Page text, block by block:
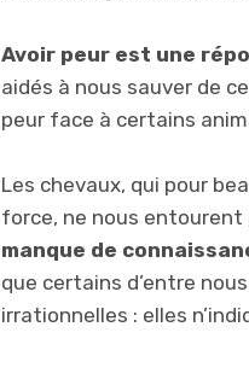
Avoir peur est une
aidés à nous sauver de
peur face à certains
Les chevaux, qui pour
force, ne nous
manque de
que certains d’entre
irrationnelles : elles